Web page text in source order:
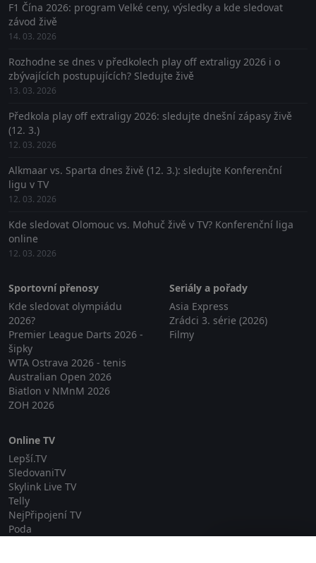
F1 Čína 2026: program Velké ceny, výsledky a kde sledovat
závod živě
14. 03. 2026
Rozhodne se dnes v předkolech play off extraligy 2026 i o
zbývajících postupujících? Sledujte živě
13. 03. 2026
Předkola play off extraligy 2026: sledujte dnešní zápasy živě
(12. 3.)
12. 03. 2026
Alkmaar vs. Sparta dnes živě (12. 3.): sledujte Konferenční
ligu v TV
12. 03. 2026
Kde sledovat Olomouc vs. Mohuč živě v TV? Konferenční liga
online
12. 03. 2026
Sportovní přenosy
Kde sledovat olympiádu
2026?
Premier League Darts 2026 -
šipky
WTA Ostrava 2026 - tenis
Australian Open 2026
Biatlon v NMnM 2026
ZOH 2026
Seriály a pořady
Asia Express
Zrádci 3. série (2026)
Filmy
Online TV
Lepší.TV
SledovaniTV
Skylink Live TV
Telly
NejPřipojení TV
Poda